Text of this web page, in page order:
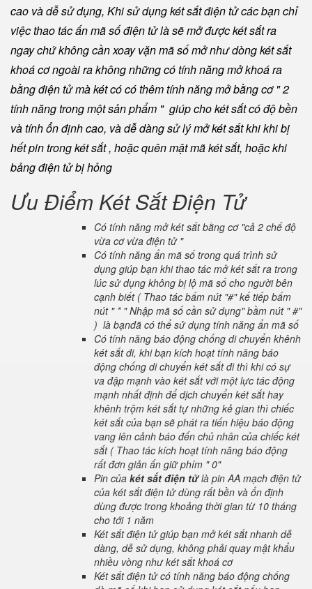
cao và dễ sử dụng, Khi sử dụng két sắt điện tử các bạn chỉ
việc thao tác ấn mã số điện tử là sẽ mở được két sắt ra
ngay chứ không cần xoay vặn mã số mở như dòng két sắt
khoá cơ ngoài ra không những có tính năng mở khoá ra
bằng điện tử mà két có có thêm tính năng mở bằng cơ " 2
tính năng trong một sản phẩm " giúp cho két sắt có độ bền
và tính ổn định cao, và dễ dàng sử lý mở két sắt khi khi bị
hết pin trong két sắt , hoặc quên mật mã két sắt, hoặc khi
bảng điện tử bị hỏng
Ưu Điểm Két Sắt Điện Tử
Có tính năng mở két sắt bằng cơ "cả 2 chế độ
vừa cơ vừa điện tử "
Có tính năng ẩn mã số trong quá trình sử
dụng giúp bạn khi thao tác mở két sắt ra trong
lúc sử dụng không bị lộ mã số cho người bên
cạnh biết ( Thao tác bấm nút "#" kế tiếp bấm
nút " * " Nhập mã số cần sử dụng" bầm nút " #"
) là bạnđã có thể sử dụng tính năng ẩn mã số
Có tính năng báo động chống di chuyển khênh
két sắt đi, khi bạn kích hoạt tính năng báo
động chống di chuyển két sắt đi thì khi có sự
va đập mạnh vào két sắt với một lực tác động
mạnh nhất định để dịch chuyển két sắt hay
khênh trộm két sắt tự những kẻ gian thì chiếc
két sắt của bạn sẽ phát ra tiến hiệu báo động
vang lên cảnh báo đến chủ nhân của chiếc két
sắt ( Thao tác kích hoạt tính năng báo động
rất đơn giản ấn giữ phím " 0"
Pin của két sắt điện tửlà pin AA mạch điện tử
của két sắt điện tử dùng rất bền và ổn định
dùng được trong khoảng thời gian từ 10 tháng
cho tới 1 năm
Két sắt điện tử giúp bạn mở két sắt nhanh dễ
dàng, dễ sử dụng, không phải quay mật khẩu
nhiều vòng như két sắt khoá cơ
Két sắt điện tử có tính năng báo động chống